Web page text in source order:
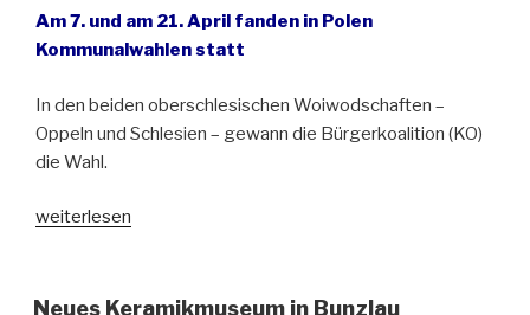
Am 7. und am 21. April fanden in Polen
Kommunalwahlen statt
In den beiden oberschlesischen Woiwodschaften –
Oppeln und Schlesien – gewann die Bürgerkoalition (KO)
die Wahl.
„Sieg
in
weiterlesen
Neues Keramikmuseum in Bunzlau